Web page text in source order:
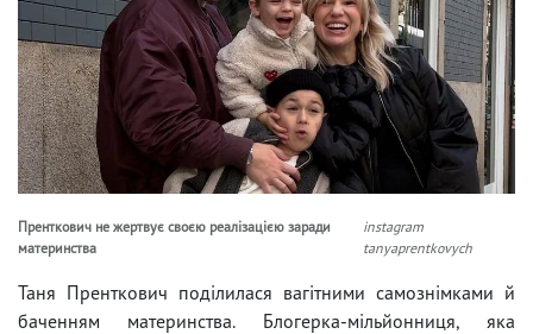
Пренткович не жертвує своєю реалізацією заради
материнства
instagram
tanyaprentkovych
Таня Пренткович поділилася вагітними самознімками й
баченням материнства. Блогерка-мільйонниця, яка